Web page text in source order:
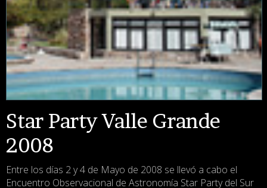
Star Party Valle Grande
2008
Entre los días 2 y 4 de Mayo de 2008 se llevó a cabo el
Encuentro Observacional de Astronomía Star Party del Sur